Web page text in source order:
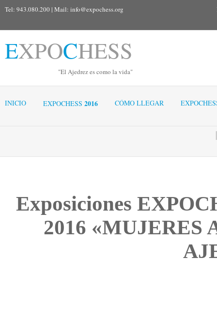
Tel: 943.080.200 | Mail: info@expochess.org
EXPOCHESS
"El Ajedrez es como la vida"
INICIO EXPOCHESS 2016 CÓMO LLEGAR
Exposiciones
2016 «MUJERES